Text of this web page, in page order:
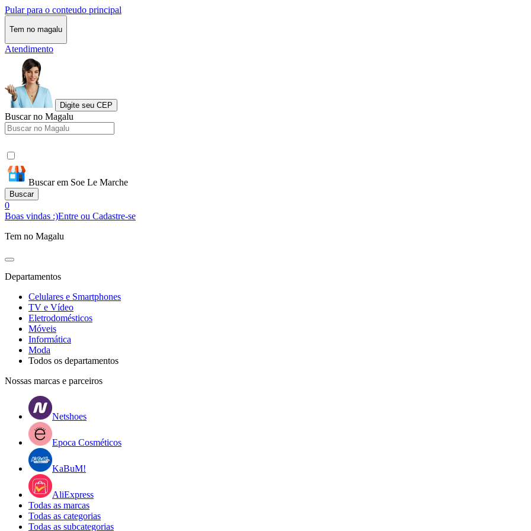
Pular para o conteudo principal
Tem no magalu
Atendimento
Digite seu CEP
Buscar no Magalu
Buscar em Soe Le Marche
Buscar
0
Boas vindas :)Entre ou Cadastre-se
Tem no Magalu
Departamentos
Celulares e Smartphones
TV e Vídeo
Eletrodomésticos
Móveis
Informática
Moda
Todos os departamentos
Nossas marcas e parceiros
Netshoes
Epoca Cosméticos
KaBuM!
AliExpress
Todas as marcas
Todas as categorias
Todas as subcategorias